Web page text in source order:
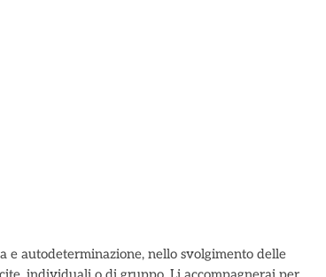
e autodeterminazione, nello svolgimento delle